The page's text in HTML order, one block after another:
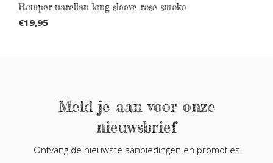
Romper narellan long sleeve rose smoke
€19,95
Meld je aan voor onze
nieuwsbrief
Ontvang de nieuwste aanbiedingen en promoties